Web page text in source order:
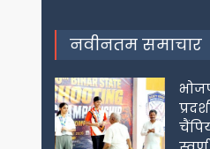
नवीनतम समाचार